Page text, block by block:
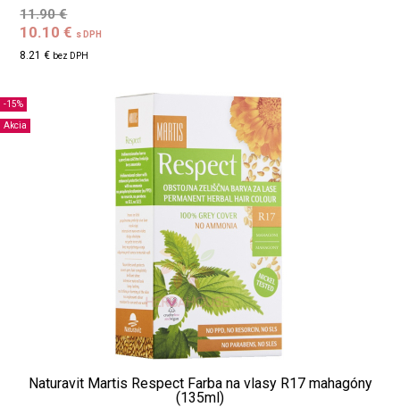
11.90 €
10.10 € s DPH
8.21 € bez DPH
-15%
Akcia
Naturavit Martis Respect Farba na vlasy R17 mahagóny
(135ml)